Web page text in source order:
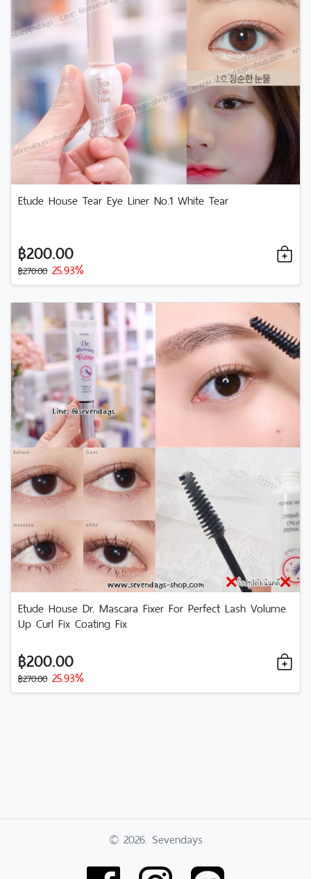
Etude House Tear Eye Liner No.1 White Tear
฿200.00
฿270.00 25.93%
Etude House Dr. Mascara Fixer For Perfect Lash Volume
Up Curl Fix Coating Fix
฿200.00
฿270.00 25.93%
© 2026. Sevendays